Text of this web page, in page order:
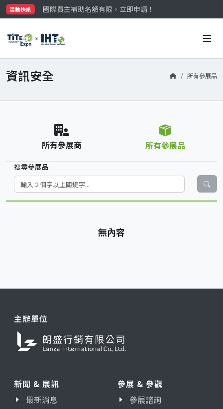
活動快訊
國際買主補助名額有限，立即申請！
參觀門票開放申請中‼️
國際買主補助名額有限，立即申請！
資訊安全 所有參展品
所有參展商 所有參展品
搜尋參展品
無內容
主辦單位
新聞 & 展訊
最新消息
參展 & 參觀
參展諮詢